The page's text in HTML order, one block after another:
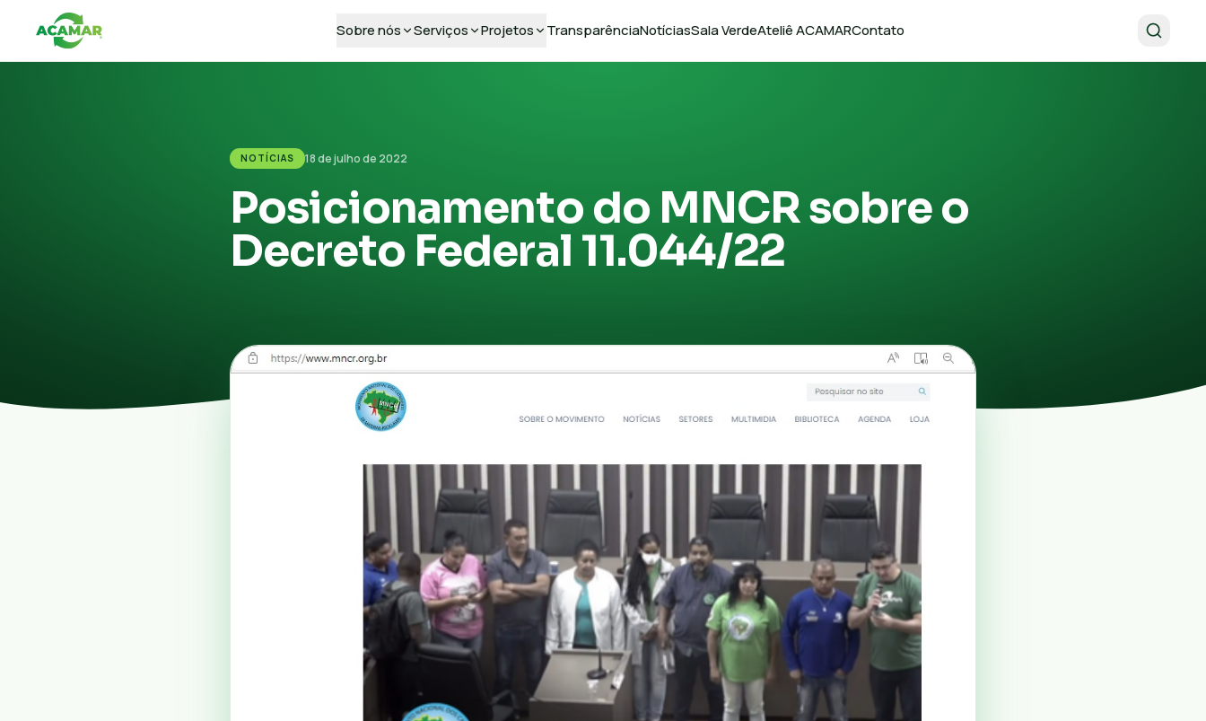
Sobre nós Serviços Projetos TransparênciaNotíciasSala VerdeAteliê ACAMARContato
NOTÍCIAS 18 de julho de 2022
Posicionamento do MNCR sobre o
Decreto Federal 11.044/22